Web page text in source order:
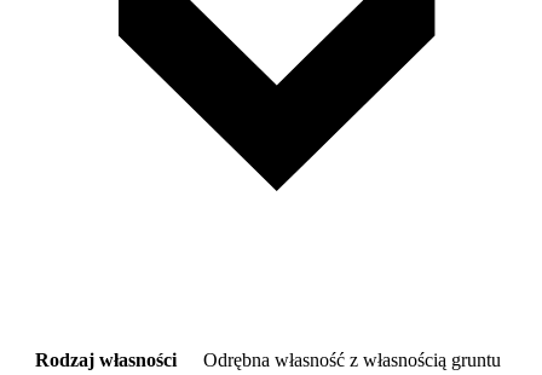
Rodzaj własności Odrębna własność z własnością gruntu